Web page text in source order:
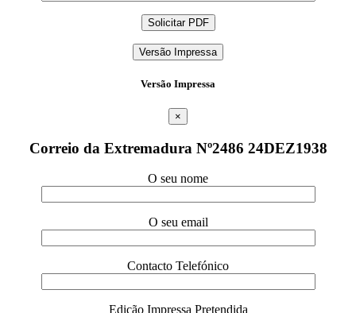
Versão Impressa
Versão Impressa
×
Correio da Extremadura Nº2486 24DEZ1938
O seu nome
O seu email
Contacto Telefónico
Edição Impressa Pretendida